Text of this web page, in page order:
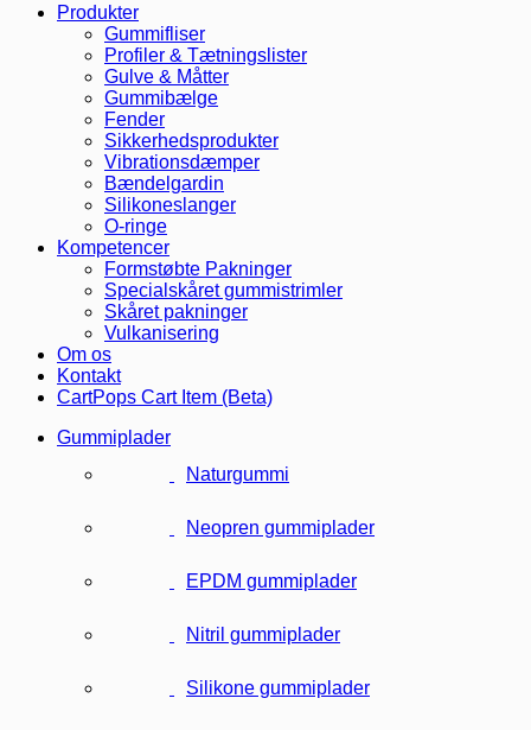
Produkter
Gummifliser
Profiler & Tætningslister
Gulve & Måtter
Gummibælge
Fender
Sikkerhedsprodukter
Vibrationsdæmper
Bændelgardin
Silikoneslanger
O-ringe
Kompetencer
Formstøbte Pakninger
Specialskåret gummistrimler
Skåret pakninger
Vulkanisering
Om os
Kontakt
CartPops Cart Item (Beta)
Gummiplader
Naturgummi
Neopren gummiplader
EPDM gummiplader
Nitril gummiplader
Silikone gummiplader